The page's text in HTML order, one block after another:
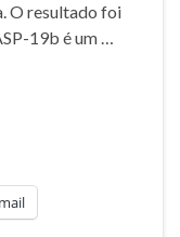
O resultado foi
19b é um …